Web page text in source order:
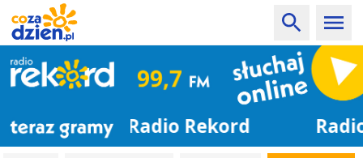
Radio Rekord